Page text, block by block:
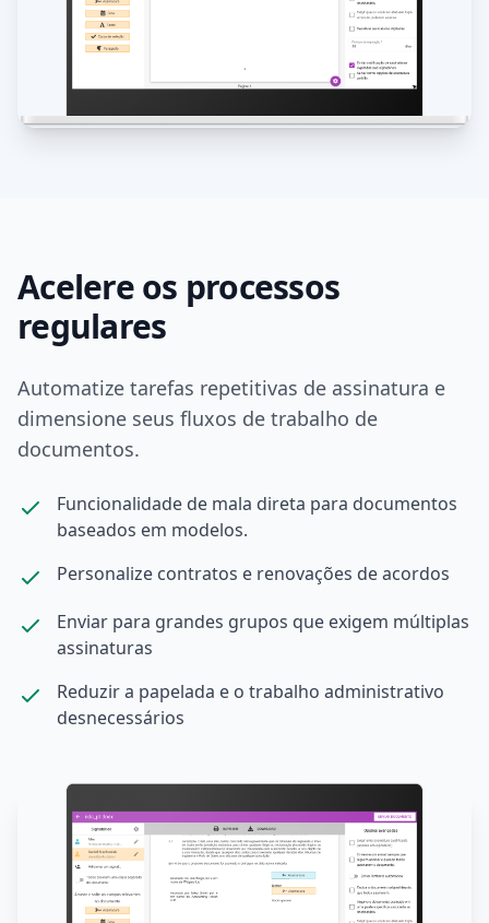
Acelere os processos
regulares
Automatize tarefas repetitivas de assinatura e
dimensione seus fluxos de trabalho de
documentos.
Funcionalidade de mala direta para documentos
baseados em modelos.
Personalize contratos e renovações de acordos
Enviar para grandes grupos que exigem múltiplas
assinaturas
Reduzir a papelada e o trabalho administrativo
desnecessários